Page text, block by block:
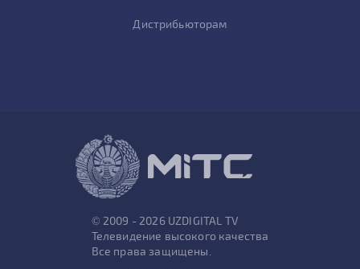
Дистрибьюторам
© 2009 - 2026 UZDIGITAL TV
Телевидение высокого качества
Все права защищены.